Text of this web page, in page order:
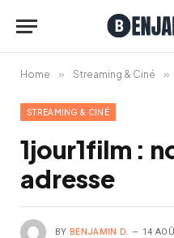
Home » Streaming & Ciné »
STREAMING & CINÉ
1jour1film :
adresse
BY BENJAMIN D. 14